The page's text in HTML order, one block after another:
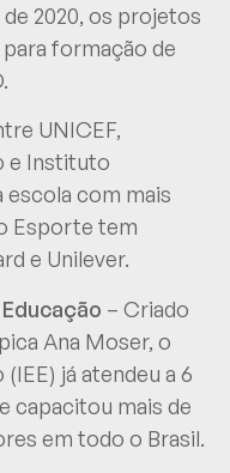
2020, os projetos
formação de
UNICEF,
e Instituto
escola com mais
Esporte tem
e Unilever.
– Criado
Ana Moser, o
já atendeu a 6
capacitou mais de
em todo o Brasil.